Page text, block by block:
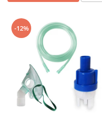
-12%